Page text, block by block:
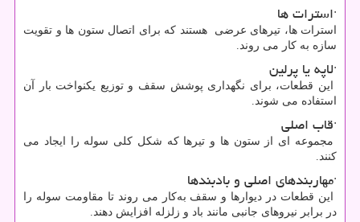
·استرات‌ ها
استرات ها، تیرهای عرضی هستند که برای اتصال ستون ‌ها و تقویت
سازه به کار می‌ روند.
·لاپه یا پرلین
این قطعات، برای نگهداری پوشش سقف و توزیع یکنواخت بار آن
استفاده می‌ شوند.
·قاب اصلی
مجموعه‌ ای از ستون‌ ها و تیرها که شکل کلی سوله را ایجاد می
‌کنند.
·مهاربندهای اصلی و بادبندها
این قطعات در دیوارها و سقف به‌کار می ‌روند تا مقاومت سوله را
در برابر نیروهای جانبی مانند باد و زلزله افزایش دهند.